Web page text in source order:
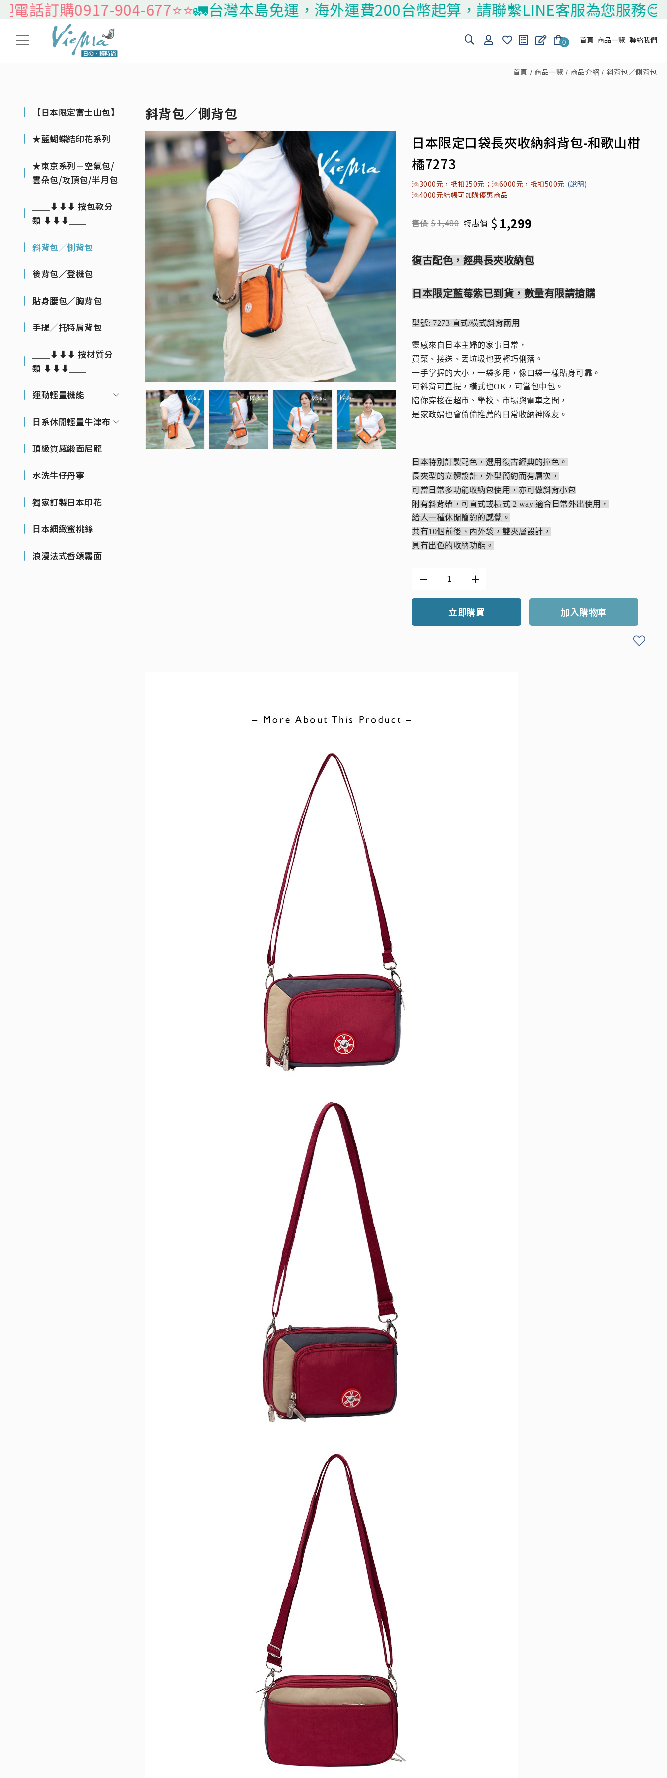
訂購0917-904-677⭐️⭐️🚛台灣本島免運，海外運費200台幣起算，請聯繫LINE客服為您服務😊
0 首頁 商品一覽 聯絡我們
首頁 商品一覽 商品介紹 斜背包／側背包
【日本限定富士山包】
★藍蝴蝶結印花系列
★東京系列－空氣包/
雲朵包/攻頂包/半月包
＿＿⬇⬇⬇ 按包款分
類 ⬇⬇⬇＿＿
斜背包／側背包
後背包／登機包
貼身腰包／胸背包
手提／托特肩背包
＿＿⬇⬇⬇ 按材質分
類 ⬇⬇⬇＿＿
運動輕量機能
日系休閒輕量牛津布
頂級質感緞面尼龍
水洗牛仔丹寧
獨家訂製日本印花
日本細緻蜜桃絲
浪漫法式香頌霧面
斜背包／側背包
日本限定口袋長夾收納斜背包-和歌山柑
橘7273
滿3000元，抵扣250元；滿6000元，抵扣500元 (說明)
滿4000元結帳可加購優惠商品
售價 $1,480 特惠價 $ 1,299
復古配色，經典長夾收納包
日本限定藍莓紫已到貨，數量有限請搶購
型號: 7273 直式/橫式斜背兩用
靈感來自日本主婦的家事日常，
買菜、接送、丟垃圾也要輕巧俐落。
一手掌握的大小，一袋多用，像口袋一樣貼身可靠。
可斜背可直提，橫式也OK，可當包中包。
陪你穿梭在超市、學校、市場與電車之間，
是家政婦也會偷偷推薦的日常收納神隊友。
日本特別訂製配色，選用復古經典的撞色。
長夾型的立體設計，外型簡約而有層次，
可當日常多功能收納包使用，亦可做斜背小包
附有斜背帶，可直式或橫式 2 way 適合日常外出使用，
給人一種休閒簡約的感覺。
共有10個前後、內外袋，雙夾層設計，
具有出色的收納功能。
立即購買 加入購物車